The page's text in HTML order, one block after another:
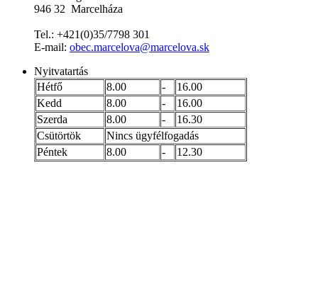
946 32 Marcelháza
Tel.: +421(0)35/7798 301
E-mail: obec.marcelova@marcelova.sk
Nyitvatartás
Hétfő
8.00 -
16.00
Kedd
8.00 -
16.00
Szerda
8.00 -
16.30
Csütörtök
Nincs ügyfélfogadás
Péntek
8.00 - 12.30